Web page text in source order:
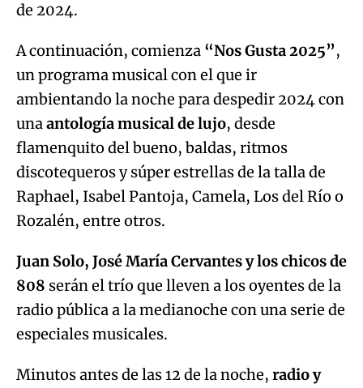
de 2024.
A continuación, comienza “Nos Gusta 2025”,
un programa musical con el que ir
ambientando la noche para despedir 2024 con
unaantología musical de lujo, desde
flamenquito del bueno, baldas, ritmos
discotequeros y súper estrellas de la talla de
Raphael, Isabel Pantoja, Camela, Los del Río o
Rozalén, entre otros.
Juan Solo, José María Cervantes y los chicos de
808 serán el trío que lleven a los oyentes de la
radio pública a la medianoche con una serie de
especiales musicales.
Minutos antes de las 12 de la noche, radio y